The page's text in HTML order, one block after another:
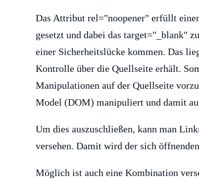
Das Attribut rel="noopener" erfüllt
gesetzt und dabei das target="_blank"
einer Sicherheitslücke kommen. Das
Kontrolle über die Quellseite erhält.
Manipulationen auf der Quellseite
Model (DOM) manipuliert und damit
Um dies auszuschließen, kann man
versehen. Damit wird der sich
Möglich ist auch eine Kombination